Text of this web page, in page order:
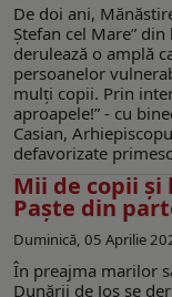
De doi ani,
Ştefan cel Mare”
derulează o amplă
persoanelor
mulți copii. Prin
aproapele!” - cu
Casian,
defavorizate
Mii de copii
Paşte din
Duminică, 05 Aprilie
În preajma marilor
Dunării de Jos se